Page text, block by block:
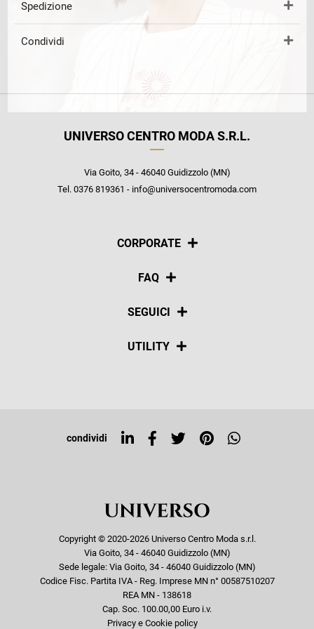
Spedizione
Condividi
UNIVERSO CENTRO MODA S.R.L.
Via Goito, 34 - 46040 Guidizzolo (MN)
Tel. 0376 819361 - info@universocentromoda.com
CORPORATE
Chi siamo
FAQ
Pagamenti
SEGUICI
Social
UTILITY
Top ricerche
condividi
Copyright © 2020-2026 Universo Centro Moda s.r.l.
Via Goito, 34 - 46040 Guidizzolo (MN)
Sede legale: Via Goito, 34 - 46040 Guidizzolo (MN)
Codice Fisc. Partita IVA - Reg. Imprese MN n° 00587510207
REA MN - 138618
Cap. Soc. 100.00,00 Euro i.v.
Privacy e Cookie policy